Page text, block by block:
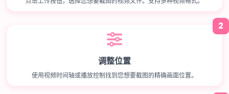
2
调整位置
使用视频时间轴或播放控制找到您想要截图的精确画面位置。